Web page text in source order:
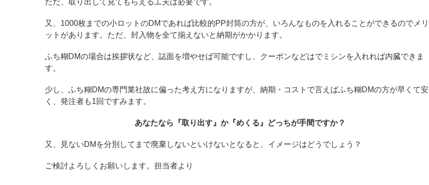
又、1000枚までの小ロットのDMであれば比較的PP封筒の方が、いろんなものを入れることができるのでメリ
ットがあります。ただ、封入物を全て揃えないと納期がかかります。
ふち糊DMの場合は挨拶状など、誌面を増やせば可能ですし、クーポンなどはでミシンを入れれば内臓できま
す。
少し、ふち糊DMの専門業社故に偏った考え方になりますが、納期・コストで言えばふち糊DMの方が早くて安
く、発注者も1回ですみます。
あなたなら『取り出す』か『めくる』どっちが手間ですか？
又、見ないDMを分別してまで廃棄しないといけないとなると、イメージはどうでしょう？
ご検討よろしくお願いします。担当者より